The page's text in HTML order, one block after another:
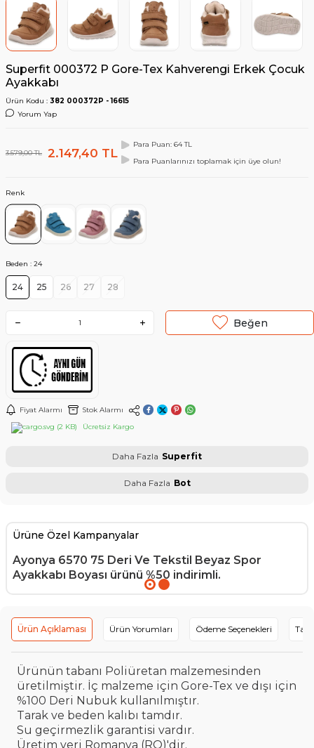
Superfit 000372 P Gore-Tex Kahverengi Erkek Çocuk
Ayakkabı
Ürün Kodu : 382 000372P - 16615
Yorum Yap
3.579,00TL 2.147,40 TL
Para Puan: 64 TL
Para Puanlarınızı toplamak için üye olun!
Renk
Beden : 24
24 25 26 27 28
Beğen
Fiyat Alarmı
Stok Alarmı
Ücretsiz Kargo
Daha Fazla Superfit
Daha Fazla Bot
Ürüne Özel Kampanyalar
Ayonya 6570 75 Deri Ve Tekstil Beyaz Spor
Ayakkabı Boyası ürünü %50 indirimli.
Ürün Açıklaması Ürün Yorumları Ödeme Seçenekleri
Ürünün tabanı Poliüretan malzemesinden
üretilmiştir. İç malzeme için Gore-Tex ve dışı için
%100 Deri Nubuk kullanılmıştır.
Tarak ve beden kalıbı tamdır.
Su geçirmezlik garantisi vardır.
Üretim yeri Romanya (RO)'dir.